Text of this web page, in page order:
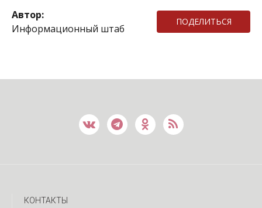
Автор:
Информационный штаб
ПОДЕЛИТЬСЯ
КОНТАКТЫ